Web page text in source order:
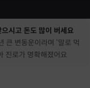
시고 돈도 많이 버세요
큰 변동운이라며 ‘말로 먹
진로가 명확해졌어요